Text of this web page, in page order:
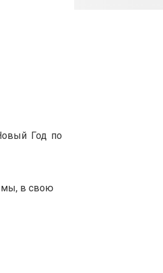
Год по
мы, в свою